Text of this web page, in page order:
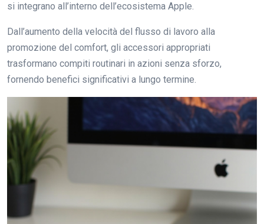
si integrano all’interno dell’ecosistema Apple.
Dall’aumento della velocità del flusso di lavoro alla
promozione del comfort, gli accessori appropriati
trasformano compiti routinari in azioni senza sforzo,
fornendo benefici significativi a lungo termine.